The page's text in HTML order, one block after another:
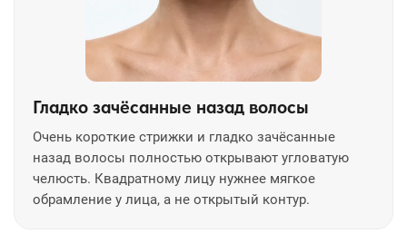
Гладко зачёсанные назад волосы
Очень короткие стрижки и гладко зачёсанные
назад волосы полностью открывают угловатую
челюсть. Квадратному лицу нужнее мягкое
обрамление у лица, а не открытый контур.